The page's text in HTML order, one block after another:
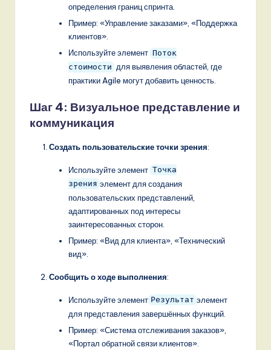
определения границ спринта.
Пример: «Управление заказами», «Поддержка
клиентов».
Используйте элемент Поток
стоимости для выявления областей, где
практики Agile могут добавить ценность.
Шаг 4: Визуальное представление и
коммуникация
Создать пользовательские точки зрения:
Используйте элемент Точка
зрения элемент для создания
пользовательских представлений,
адаптированных под интересы
заинтересованных сторон.
Пример: «Вид для клиента», «Технический
вид».
Сообщить о ходе выполнения:
Используйте элемент Результат элемент
для представления завершённых функций.
Пример: «Система отслеживания заказов»,
«Портал обратной связи клиентов».